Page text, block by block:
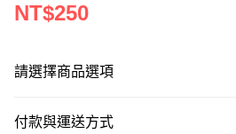
NT$250
請選擇商品選項
付款與運送方式